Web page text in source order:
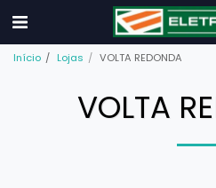
Início Lojas VOLTA REDONDA
VOLTA